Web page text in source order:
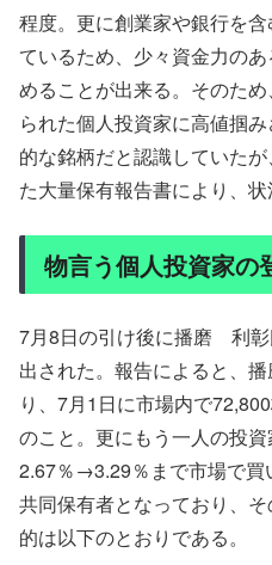
程度。更に創業家や銀行を
ているため、少々資金力の
めることが出来る。そのた
られた個人投資家に高値掴
的な銘柄だと認識していた
た大量保有報告書により、状
物言う個人投資家の
7月8日の引け後に播磨 利
出された。報告によると、
り、7月1日に市場内で
のこと。更にもう一人の投
2.67％→3.29％まで市場で買
共同保有者となっており、
的は以下のとおりである。